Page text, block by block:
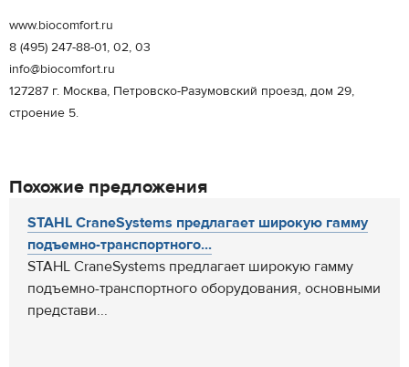
www.biocomfort.ru
8 (495) 247-88-01, 02, 03
info@biocomfort.ru
127287 г. Москва, Петровско-Разумовский проезд, дом 29,
строение 5.
Похожие предложения
STAHL CraneSystems предлагает широкую гамму
подъемно-транспортного...
STAHL CraneSystems предлагает широкую гамму
подъемно-транспортного оборудования, основными
представи...